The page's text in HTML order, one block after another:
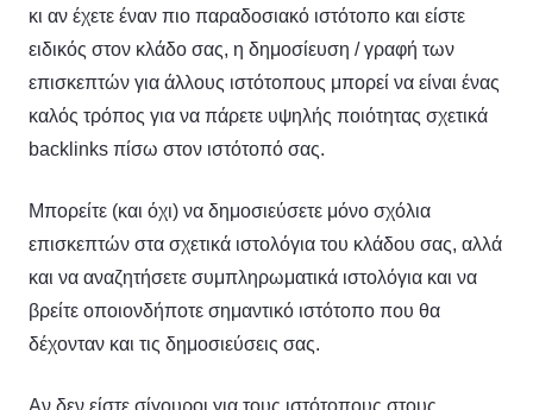
κι αν έχετε έναν πιο παραδοσιακό ιστότοπο και είστε
ειδικός στον κλάδο σας, η δημοσίευση / γραφή των
επισκεπτών για άλλους ιστότοπους μπορεί να είναι ένας
καλός τρόπος για να πάρετε υψηλής ποιότητας σχετικά
backlinks πίσω στον ιστότοπό σας.
Μπορείτε (και όχι) να δημοσιεύσετε μόνο σχόλια
επισκεπτών στα σχετικά ιστολόγια του κλάδου σας, αλλά
και να αναζητήσετε συμπληρωματικά ιστολόγια και να
βρείτε οποιονδήποτε σημαντικό ιστότοπο που θα
δέχονταν και τις δημοσιεύσεις σας.